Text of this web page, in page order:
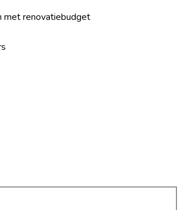
met renovatiebudget